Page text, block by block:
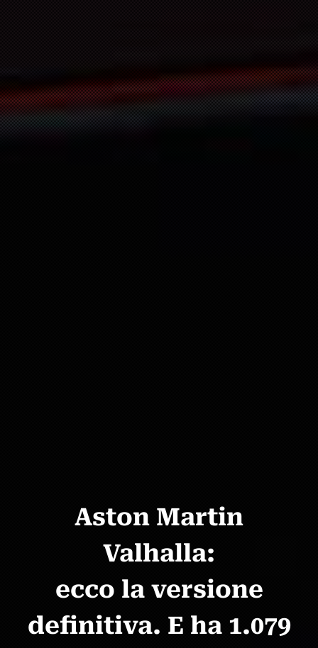
Aston Martin
Valhalla:
ecco la versione
definitiva. E ha 1.079